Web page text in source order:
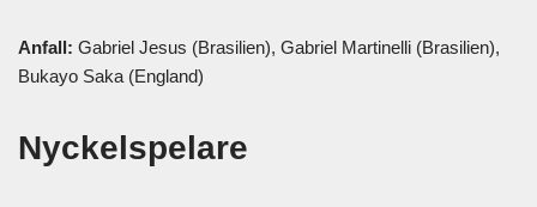
Anfall: Gabriel Jesus (Brasilien), Gabriel Martinelli (Brasilien),
Bukayo Saka (England)
Nyckelspelare